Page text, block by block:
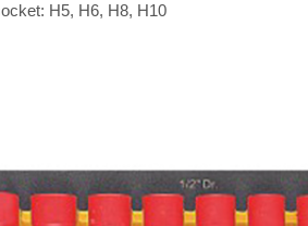
H5, H6, H8, H10